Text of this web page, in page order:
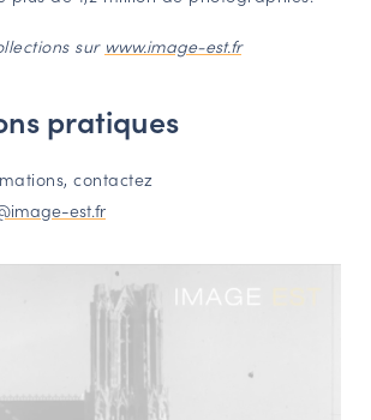
sur www.image-est.fr
pratiques
contactez
est.fr